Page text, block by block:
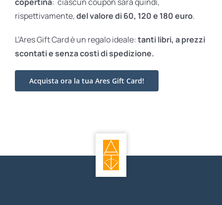
rispettivamente,del valore di 60, 120 e 180 euro.
L’Ares Gift Card è un regalo ideale: tanti libri, a prezzi
scontati esenza costi di spedizione.
Acquista ora la tua Ares Gift Card!